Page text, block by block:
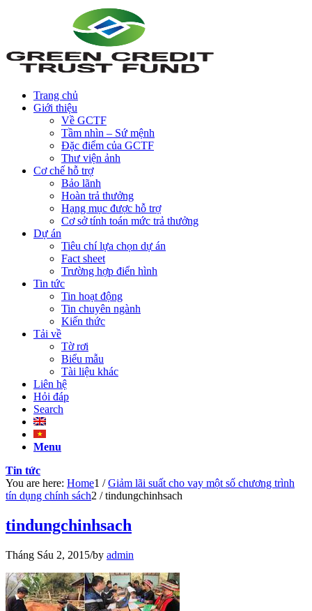
Trang chủ
Giới thiệu
Về GCTF
Tầm nhìn – Sứ mệnh
Đặc điểm của GCTF
Thư viện ảnh
Cơ chế hỗ trợ
Bảo lãnh
Hoàn trả thưởng
Hạng mục được hỗ trợ
Cơ sở tính toán mức trả thưởng
Dự án
Tiêu chí lựa chọn dự án
Fact sheet
Trường hợp điển hình
Tin tức
Tin hoạt động
Tin chuyên ngành
Kiến thức
Tải về
Tờ rơi
Biểu mẫu
Tài liệu khác
Liên hệ
Hỏi đáp
Search
Menu
Tin tức
You are here: Home1 / Giảm lãi suất cho vay một số chương trình
tín dụng chính sách2 / tindungchinhsach
tindungchinhsach
Tháng Sáu 2, 2015/by admin